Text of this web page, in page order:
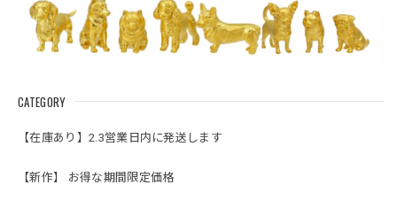
CATEGORY
【在庫あり】2.3営業日内に発送します
【新作】 お得な期間限定価格